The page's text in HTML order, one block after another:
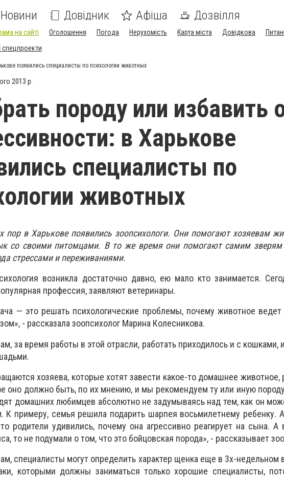
Новини Довідник Афіша Дозвілля
на сайті Оголошення Погода Нерухомість Карта міста Довідкова
спецпроекти
появились специалисты по психологии животных
2013 р.
породу или избавить
в Харькове
специалисты по
животных
пор в Харькове появились зоопсихологи. Они помогают хозяевам
со своими питомцами. В то же время они помогают самим зверям
стрессами и переживаниями.
возникла достаточно давно, ею мало кто занимается.
профессия, заявляют ветеринары.
— это решать психологические проблемы, почему животное
- рассказала зоопсихолог Марина Колесникова.
за время работы в этой отрасли, работать приходилось и с кошками,
хозяева, которые хотят завести какое-то домашнее животное,
оно должно быть, по их мнению, и мы рекомендуем ту или иную
домашних любимцев абсолютно не задумываясь над тем, как он
К примеру, семья решила подарить шарпея восьмилетнему ребенку. А
родители удивились, почему она агрессивно реагирует на сына. А
то не подумали о том, что это бойцовская порода», - рассказывает
специалисты могут определить характер щенка еще в 3х-недельном
которыми должны заниматься только хорошие специалисты,